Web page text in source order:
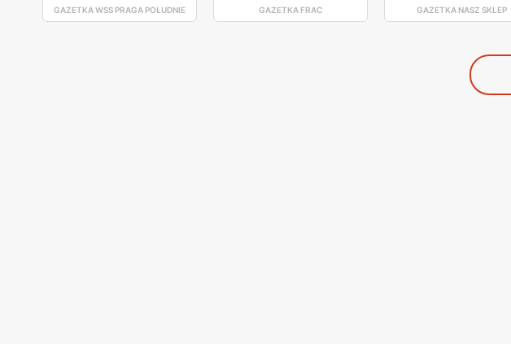
GAZETKA WSS PRAGA POŁUDNIE GAZETKA FRAC GAZETKA NASZ SKLEP